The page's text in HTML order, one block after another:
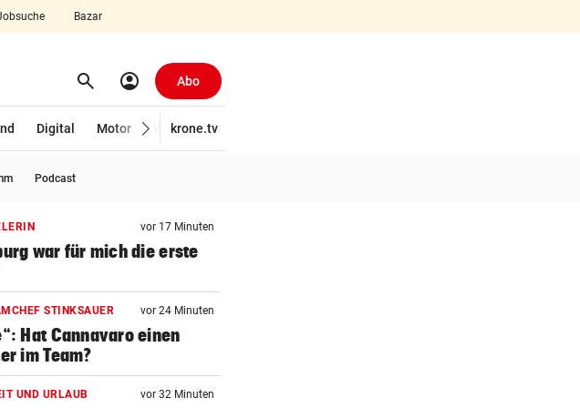
Bazar
search Suchen
account_circle Abo
Digital Motor Wirtschaft
krone.tv
Podcast
vor 17 Minuten
war für mich die erste
STINKSAUER vor 24 Minuten
Hat Cannavaro einen
im Team?
UND URLAUB vor 32 Minuten